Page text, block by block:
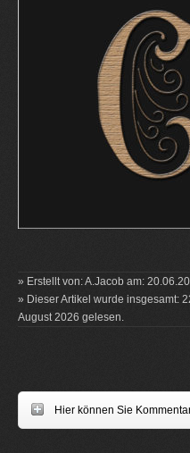
» Erstellt von: A.Jacob am:
» Dieser Artikel wurde insgesamt:
August 2026 gelesen.
Hier können Sie